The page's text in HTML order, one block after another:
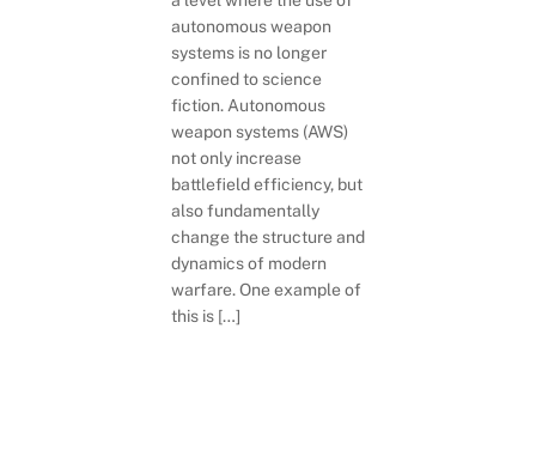
autonomous weapon
systems is no longer
confined to science
fiction. Autonomous
weapon systems (AWS)
not only increase
battlefield efficiency, but
also fundamentally
change the structure and
dynamics of modern
warfare. One example of
this is […]